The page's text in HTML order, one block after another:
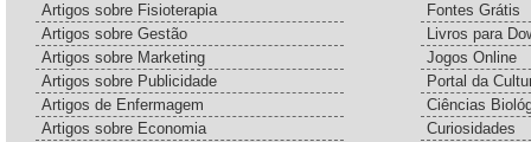
Artigos sobre Fisioterapia
Artigos sobre Gestão
Artigos sobre Marketing
Artigos sobre Publicidade
Artigos de Enfermagem
Artigos sobre Economia
Fontes Grátis
Livros para
Jogos Online
Portal da
Ciências
Curiosidades